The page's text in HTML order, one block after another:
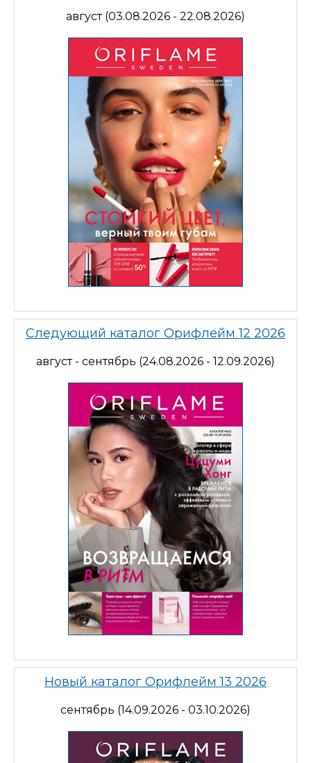
август (03.08.2026 - 22.08.2026)
Следующий каталог Орифлейм 12 2026
август - сентябрь (24.08.2026 - 12.09.2026)
Новый каталог Орифлейм 13 2026
сентябрь (14.09.2026 - 03.10.2026)